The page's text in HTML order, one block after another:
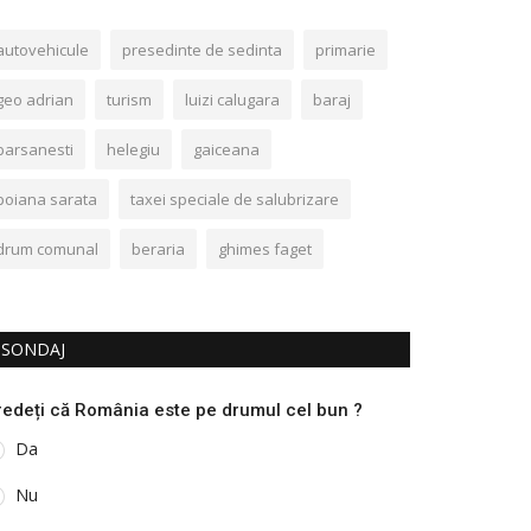
presedinte de sedinta primarie
adrian turism luizi calugara baraj
helegiu gaiceana
sarata taxei speciale de salubrizare
comunal beraria ghimes faget
SONDAJ
că România este pe drumul cel bun ?
Da
Nu